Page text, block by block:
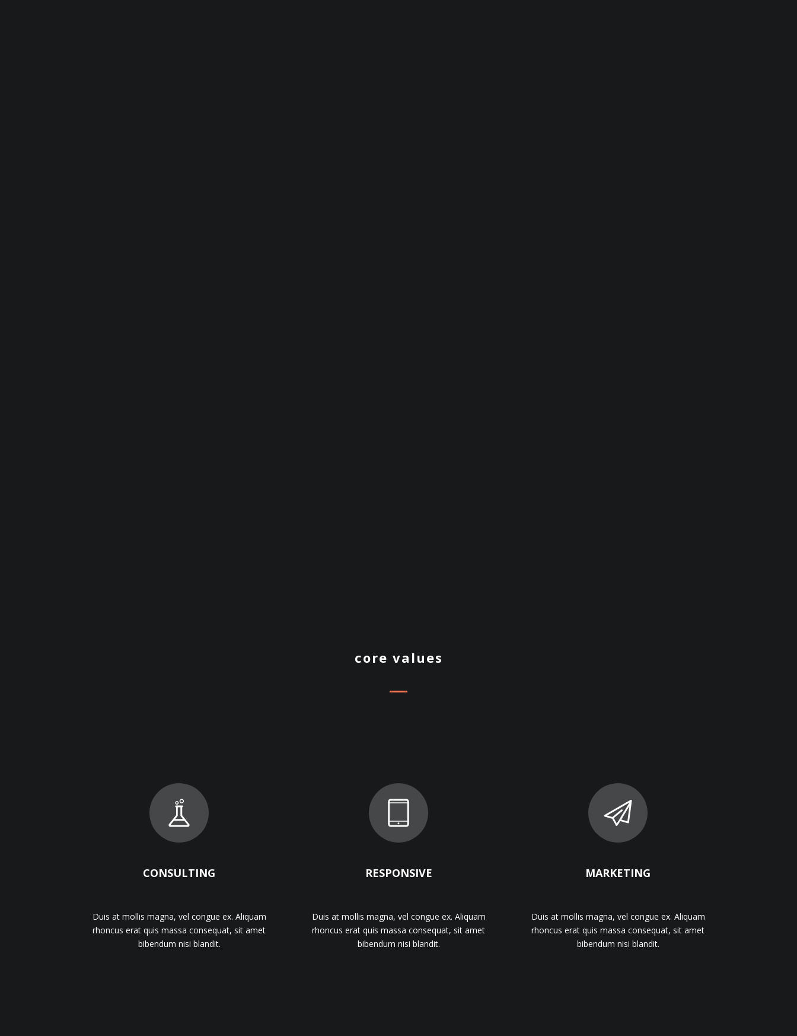
core values
CONSULTING
Duis at mollis magna, vel congue ex. Aliquam
rhoncus erat quis massa consequat, sit amet
bibendum nisi blandit.
RESPONSIVE
Duis at mollis magna, vel congue ex. Aliquam
rhoncus erat quis massa consequat, sit amet
bibendum nisi blandit.
MARKETING
Duis at mollis magna, vel congue ex. Aliquam
rhoncus erat quis massa consequat, sit amet
bibendum nisi blandit.